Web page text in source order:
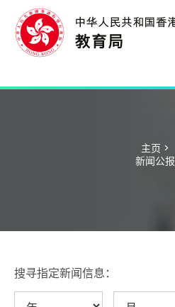
主页 >
新闻公报
搜寻指定新闻信息：